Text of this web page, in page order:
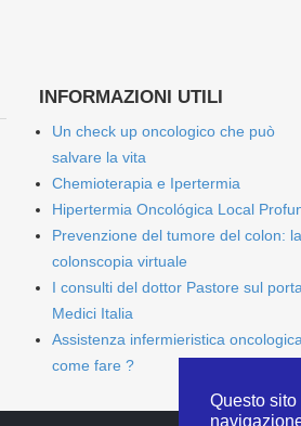
Questo
INFORMAZIONI UTILI
Un check up oncologico che può
salvare la vita
Chemioterapia e Ipertermia
Hipertermia Oncológica Local
Prevenzione del tumore del colon: la
colonscopia virtuale
I consulti del dottor Pastore sul
Medici Italia
Assistenza infermieristica
come fare ?